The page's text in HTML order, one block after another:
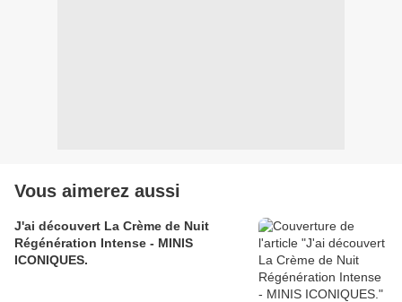
Vous aimerez aussi
J'ai découvert La Crème de Nuit
Régénération Intense - MINIS
ICONIQUES.